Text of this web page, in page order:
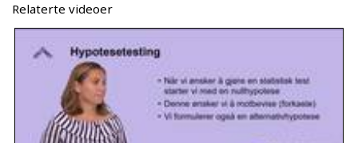
Relaterte videoer